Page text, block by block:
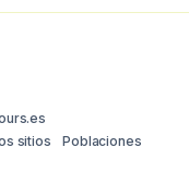
sitios
Poblaciones